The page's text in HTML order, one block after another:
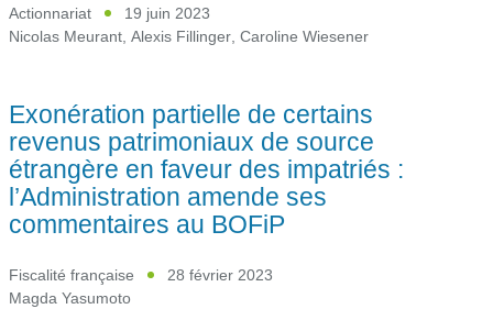
Actionnariat
19 juin 2023
Nicolas Meurant Alexis Fillinger Caroline Wiesener
Exonération partielle de certains
revenus patrimoniaux de source
étrangère en faveur des impatriés :
l’Administration amende ses
commentaires au BOFiP
Fiscalité française
28 février 2023
Magda Yasumoto